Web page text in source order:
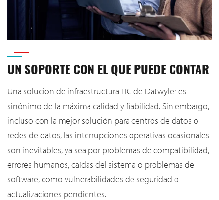
UN SOPORTE CON EL QUE PUEDE CONTAR
Una solución de infraestructura TIC de Datwyler es
sinónimo de la máxima calidad y fiabilidad. Sin embargo,
incluso con la mejor solución para centros de datos o
redes de datos, las interrupciones operativas ocasionales
son inevitables, ya sea por problemas de compatibilidad,
errores humanos, caídas del sistema o problemas de
software, como vulnerabilidades de seguridad o
actualizaciones pendientes.